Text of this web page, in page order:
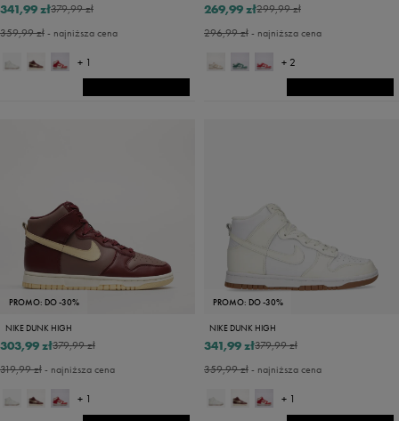
379,99 zł
341,99 zł
359,99 zł- najniższa cena
+ 1
299,99 zł
269,99 zł
296,99 zł- najniższa cena
+ 2
PROMO: DO -30%
NIKE DUNK HIGH
379,99 zł
303,99 zł
319,99 zł- najniższa cena
+ 1
PROMO: DO -30%
NIKE DUNK HIGH
379,99 zł
341,99 zł
359,99 zł- najniższa cena
+ 1